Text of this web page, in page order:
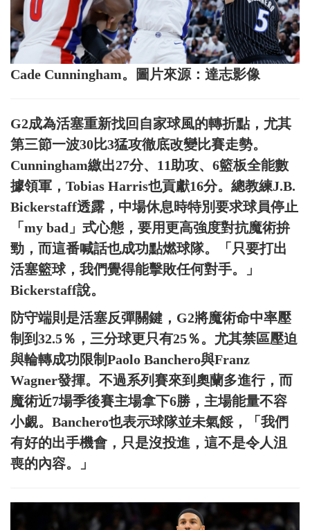
Cade Cunningham。圖片來源：達志影像
G2成為活塞重新找回自家球風的轉折點，尤其
第三節一波30比3猛攻徹底改變比賽走勢。
Cunningham繳出27分、11助攻、6籃板全能數
據領軍，Tobias Harris也貢獻16分。總教練J.B.
Bickerstaff透露，中場休息時特別要求球員停止
「my bad」式心態，要用更高強度對抗魔術拚
勁，而這番喊話也成功點燃球隊。「只要打出
活塞籃球，我們覺得能擊敗任何對手。」
Bickerstaff說。
防守端則是活塞反彈關鍵，G2將魔術命中率壓
制到32.5％，三分球更只有25％。尤其禁區壓迫
與輪轉成功限制Paolo Banchero與Franz
Wagner發揮。不過系列賽來到奧蘭多進行，而
魔術近7場季後賽主場拿下6勝，主場能量不容
小覷。Banchero也表示球隊並未氣餒，「我們
有好的出手機會，只是沒投進，這不是令人沮
喪的內容。」